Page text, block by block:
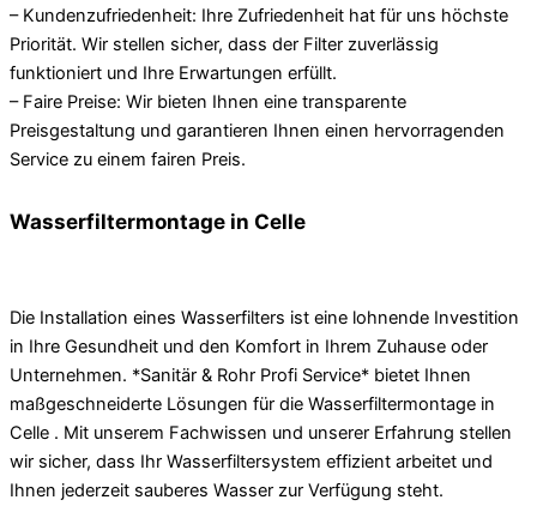
– Kundenzufriedenheit: Ihre Zufriedenheit hat für uns höchste
Priorität. Wir stellen sicher, dass der Filter zuverlässig
funktioniert und Ihre Erwartungen erfüllt.
– Faire Preise: Wir bieten Ihnen eine transparente
Preisgestaltung und garantieren Ihnen einen hervorragenden
Service zu einem fairen Preis.
Wasserfiltermontage in Celle
Die Installation eines Wasserfilters ist eine lohnende Investition
in Ihre Gesundheit und den Komfort in Ihrem Zuhause oder
Unternehmen. *Sanitär & Rohr Profi Service* bietet Ihnen
maßgeschneiderte Lösungen für die Wasserfiltermontage in
Celle . Mit unserem Fachwissen und unserer Erfahrung stellen
wir sicher, dass Ihr Wasserfiltersystem effizient arbeitet und
Ihnen jederzeit sauberes Wasser zur Verfügung steht.